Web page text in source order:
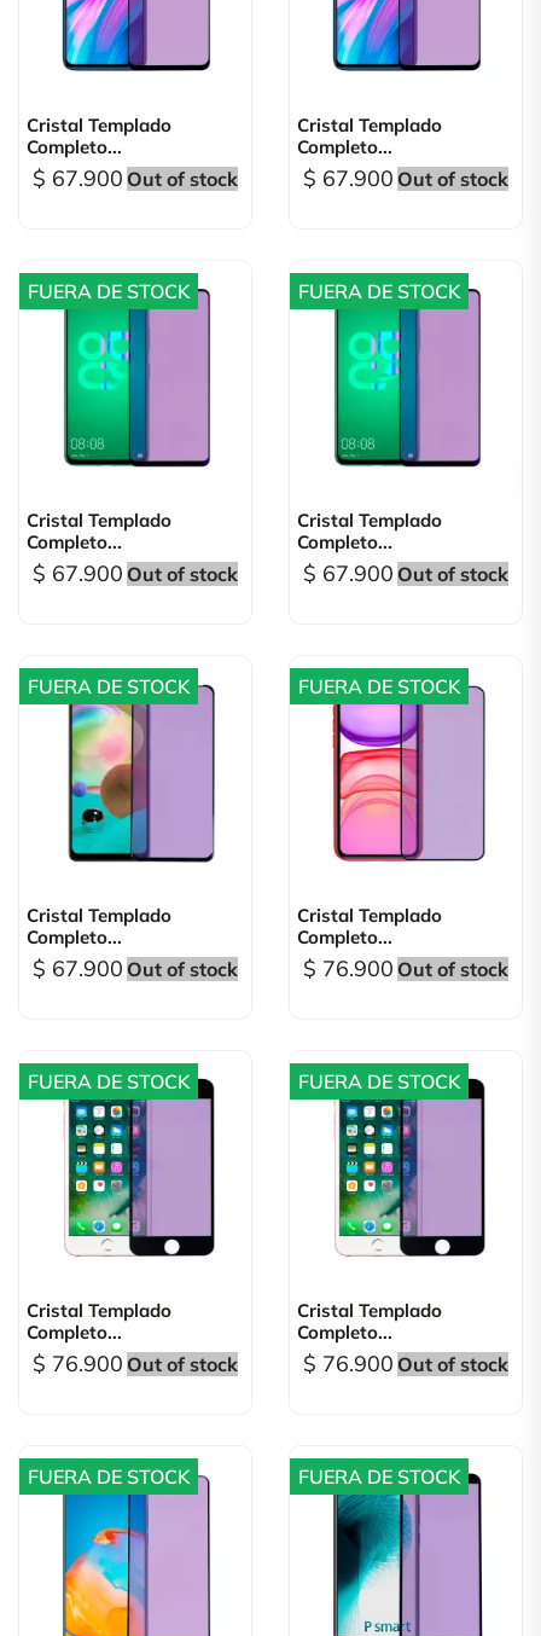
Cristal Templado
Completo...
$ 67.900 Out of stock
Cristal Templado
Completo...
$ 67.900 Out of stock
Cristal Templado
Completo...
$ 67.900 Out of stock
FUERA DE STOCK
Cristal Templado
Completo...
$ 67.900 Out of stock
FUERA DE STOCK
Cristal Templado
Completo...
$ 67.900 Out of stock
FUERA DE STOCK
Cristal Templado
Completo...
$ 76.900 Out of stock
FUERA DE STOCK
Cristal Templado
Completo...
$ 76.900 Out of stock
FUERA DE STOCK
Cristal Templado
Completo...
$ 76.900 Out of stock
FUERA DE STOCK
FUERA DE STOCK FUERA DE STOCK